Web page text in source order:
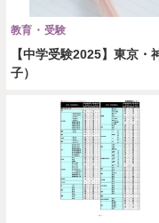
【中学受験2025】東京
子）
教育・受験